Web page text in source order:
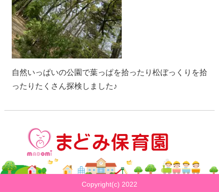
自然いっぱいの公園で葉っぱを拾ったり松ぼっくりを拾
ったりたくさん探検しました♪
Copyright(c) 2022